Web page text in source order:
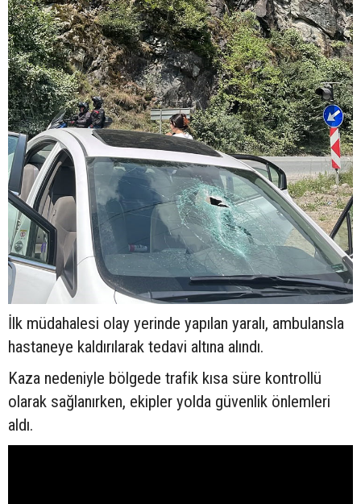
İlk müdahalesi olay yerinde yapılan yaralı, ambulansla
hastaneye kaldırılarak tedavi altına alındı.
Kaza nedeniyle bölgede trafik kısa süre kontrollü
olarak sağlanırken, ekipler yolda güvenlik önlemleri
aldı.